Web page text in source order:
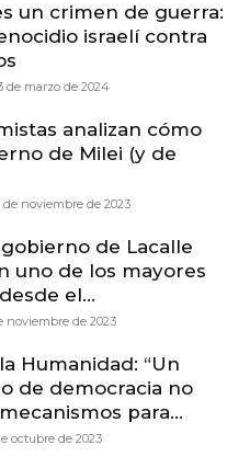
un crimen de guerra:
israelí contra
de marzo de 2024
analizan cómo
de Milei (y de
de noviembre de 2023
de Lacalle
uno de los mayores
el...
noviembre de 2023
Humanidad: “Un
de democracia no
para...
octubre de 2023